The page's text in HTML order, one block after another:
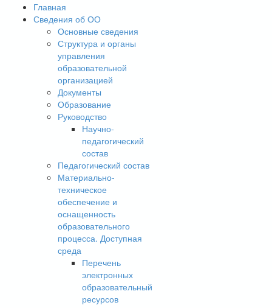
Главная
Сведения об ОО
Основные сведения
Структура и органы
управления
образовательной
организацией
Документы
Образование
Руководство
Научно-
педагогический
состав
Педагогический состав
Материально-
техническое
обеспечение и
оснащенность
образовательного
процесса. Доступная
среда
Перечень
электронных
образовательный
ресурсов